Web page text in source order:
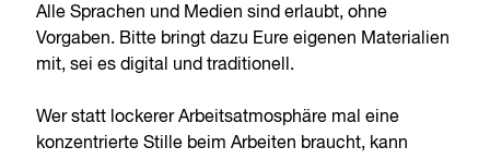
Alle Sprachen und Medien sind erlaubt, ohne
Vorgaben. Bitte bringt dazu Eure eigenen Materialien
mit, sei es digital und traditionell.
Wer statt lockerer Arbeitsatmosphäre mal eine
konzentrierte Stille beim Arbeiten braucht, kann